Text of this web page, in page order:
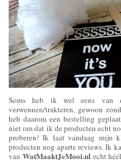
Soms heb ik wel eens
verwennen/trakteren, gewoon
heb daarom een bestelling
niet om dat ik de producten echt
proberen! Ik laat vandaag mijn
producten nog aparte reviews. Ik
van WatMaaktJeMooi.nl echt